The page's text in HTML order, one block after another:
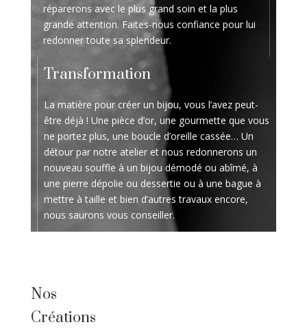
réparerons avec le plus grand soin et la plus
grande attention. Faites-nous confiance pour lui
redonner toute sa splendeur.
Transformation
La matière pour créer un bijou, vous l’avez peut-
être déjà ! Une pièce d’or, une gourmette que vous
ne portez plus, une boucle d’oreille cassée… Un
détour par notre atelier et nous redonnerons un
nouveau souffle à un bijou démodé ou abîmé, à
une pierre dépolie ou dessertie ou à une bague à
mettre à taille et bien d’autres travaux encore,
nous saurons vous conseiller.
Nos
Créations